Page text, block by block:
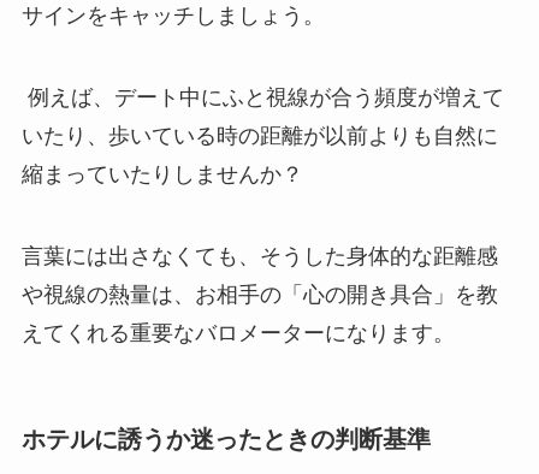
サインをキャッチしましょう。
例えば、デート中にふと視線が合う頻度が増えて
いたり、歩いている時の距離が以前よりも自然に
縮まっていたりしませんか？
言葉には出さなくても、そうした身体的な距離感
や視線の熱量は、お相手の「心の開き具合」を教
えてくれる重要なバロメーターになります。
ホテルに誘うか迷ったときの判断基準